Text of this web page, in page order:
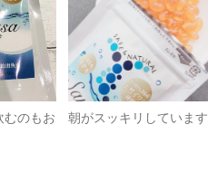
むのもお
朝がスッキリしています